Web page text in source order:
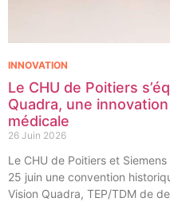
Le CHU de Poitiers
Quadra, une
médicale
26 Juin 2026
INNOVATION
Le CHU de Poitiers et
25 juin une convention
Vision Quadra, TEP/TDM de